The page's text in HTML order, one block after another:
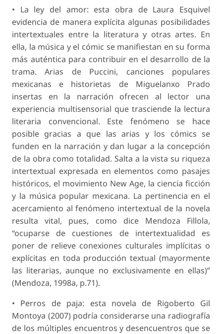
• La ley del amor: esta obra de Laura Esquivel
evidencia de manera explícita algunas posibilidades
intertextuales entre la literatura y otras artes. En
ella, la música y el cómic se manifiestan en su forma
más auténtica para contribuir en el desarrollo de la
trama. Arias de Puccini, canciones populares
mexicanas e historietas de Miguelanxo Prado
insertas en la narración ofrecen al lector una
experiencia multisensorial que trasciende la lectura
literaria convencional. Este fenómeno se hace
posible gracias a que las arias y los cómics se
funden en la narración y dan lugar a la concepción
de la obra como totalidad. Salta a la vista su riqueza
intertextual expresada en elementos como pasajes
históricos, el movimiento New Age, la ciencia ficción
y la música popular mexicana. La pertinencia en el
acercamiento al fenómeno intertextual de la novela
resulta vital, pues, como dice Mendoza Fillola,
“ocuparse de cuestiones de intertextualidad es
poner de relieve conexiones culturales implícitas o
explícitas en toda producción textual (mayormente
las literarias, aunque no exclusivamente en ellas)”
(Mendoza, 1998a, p.71).
• Perros de paja: esta novela de Rigoberto Gil
Montoya (2007) podría considerarse una radiografía
de los múltiples encuentros y desencuentros que se